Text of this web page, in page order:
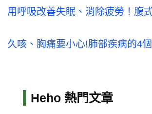
用呼吸改善失眠、消除疲勞！腹
久咳、胸痛要小心!肺部疾病的4
Heho 熱門文章